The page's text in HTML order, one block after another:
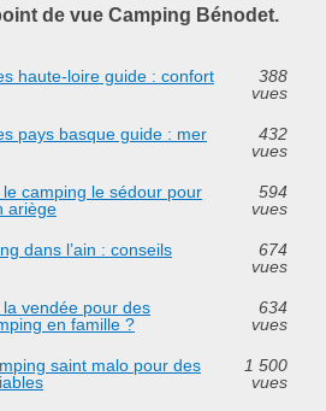
de vue Camping Bénodet.
haute-loire guide : confort
388
vues
pays basque guide : mer
432
vues
camping le sédour pour
ariège
594
vues
dans l’ain : conseils
674
vues
vendée pour des
en famille ?
634
vues
saint malo pour des
1 500
vues